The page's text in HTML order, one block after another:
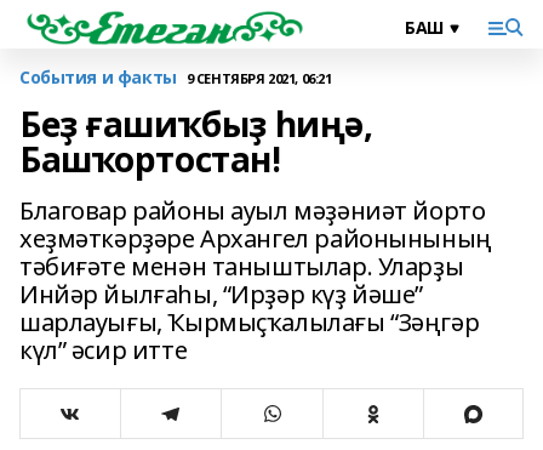
События и факты 9 СЕНТЯБРЯ 2021, 06:21
Беҙ ғашиҡбыҙ һиңә,
Башҡортостан!
Благовар районы ауыл мәҙәниәт йорто
хеҙмәткәрҙәре Архангел районынының
тәбиғәте менән таныштылар. Уларҙы
Инйәр йылғаһы, “Ирҙәр күҙ йәше”
шарлауығы, Ҡырмыҫҡалылағы “Зәңгәр
күл” әсир итте